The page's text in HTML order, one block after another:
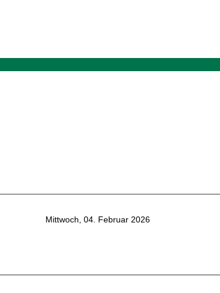
Mittwoch, 04. Februar 2026